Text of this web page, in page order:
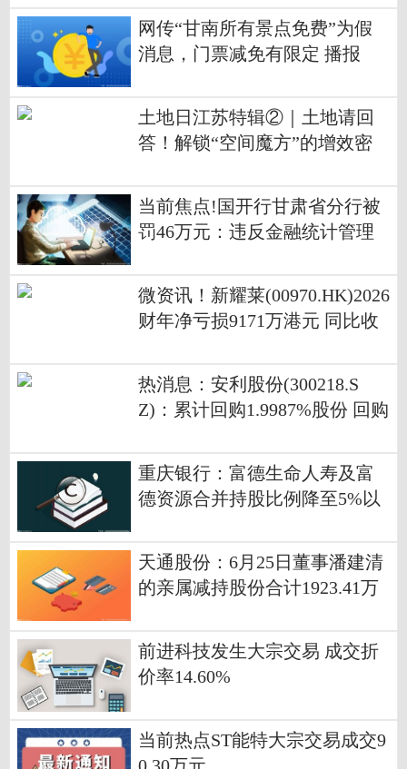
网传“甘南所有景点免费”为假
消息，门票减免有限定 播报
土地日江苏特辑②｜土地请回
答！解锁“空间魔方”的增效密
当前焦点!国开行甘肃省分行被
罚46万元：违反金融统计管理
微资讯！新耀莱(00970.HK)2026
财年净亏损9171万港元 同比收
热消息：安利股份(300218.S
Z)：累计回购1.9987%股份 回购
重庆银行：富德生命人寿及富
德资源合并持股比例降至5%以
天通股份：6月25日董事潘建清
的亲属减持股份合计1923.41万
前进科技发生大宗交易 成交折
价率14.60%
当前热点ST能特大宗交易成交9